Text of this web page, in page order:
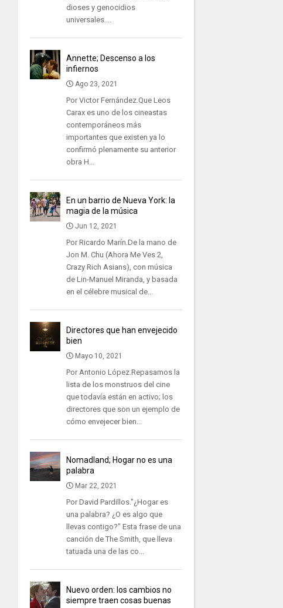
dioses y genocidios
universales....
Annette; Descenso a los
infiernos
Ago 23, 2021
Por Victor Fernández.Que Leos
Carax es uno de los cineastas
contemporáneos más
importantes que existen ya lo
confirmó plenamente su anterior
obra H...
En un barrio de Nueva York: la
magia de la música
Jun 12, 2021
Por Ricardo Marín.De la mano de
Jon M. Chu (Ahora Me Ves 2,
Crazy Rich Asians), con música
de Lin-Manuel Miranda, y basada
en el célebre musical de...
Directores que han envejecido
bien
Mayo 10, 2021
Por Antonio López.Repasamos la
lista de los monstruos del cine
que todavía están en activo; los
directores que son un ejemplo de
cómo envejecer bien...
Nomadland; Hogar no es una
palabra
Mar 22, 2021
Por David Pardillos."¿Hogar es
una palabra? ¿O es algo que
llevas contigo?" Esta frase de una
canción de The Smith, que lleva
tatuada una de las co...
Nuevo orden: los cambios no
siempre traen cosas buenas